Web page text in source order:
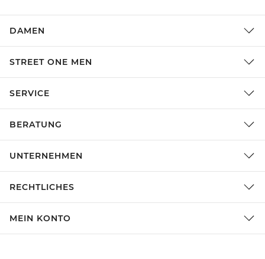
DAMEN
STREET ONE MEN
SERVICE
BERATUNG
UNTERNEHMEN
RECHTLICHES
MEIN KONTO